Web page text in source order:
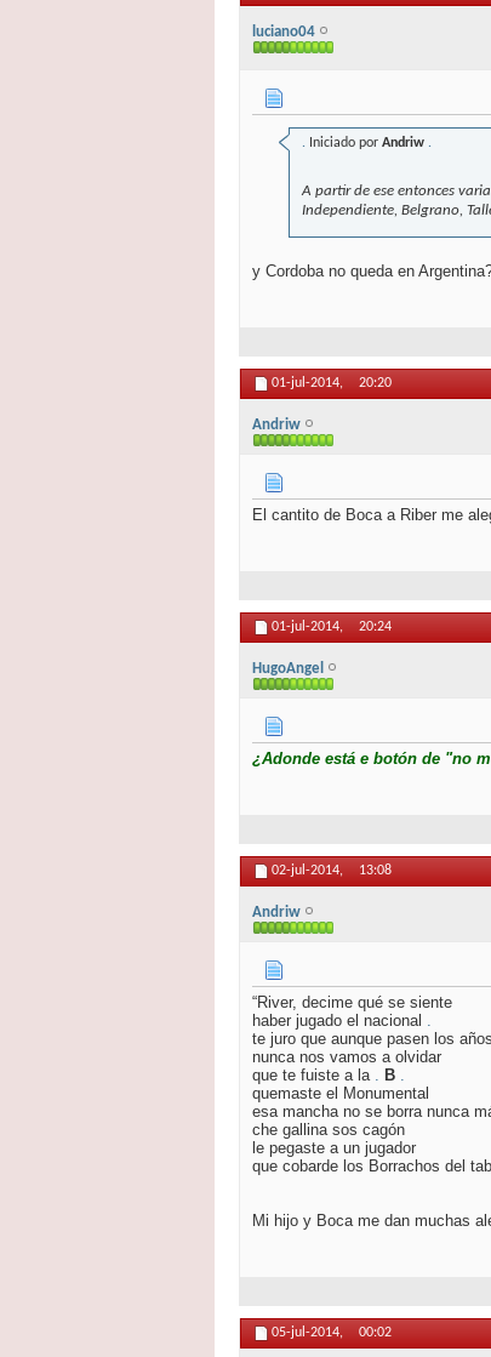
luciano04
. Iniciado por Andriw .
A partir de ese entonces
Independiente, Belgrano,
y Cordoba no queda en
01-jul-2014, 20:20
Andriw
El cantito de Boca a Riber me
01-jul-2014, 20:24
HugoAngel
¿Adonde está e botón de "no
02-jul-2014, 13:08
Andriw
“River, decime qué se siente
haber jugado el nacional .
te juro que aunque pasen los años
nunca nos vamos a olvidar
que te fuiste a la . B .
quemaste el Monumental
esa mancha no se borra nunca
che gallina sos cagón
le pegaste a un jugador
que cobarde los Borrachos del
Mi hijo y Boca me dan muchas
05-jul-2014, 00:02